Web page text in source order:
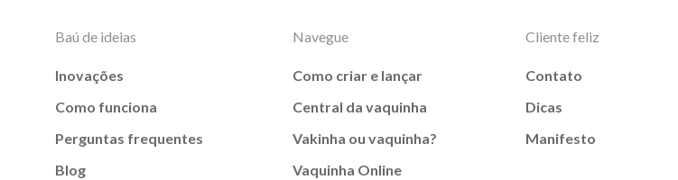
Baú de ideias
Inovações
Como funciona
Perguntas frequentes
Blog
Navegue
Como criar e lançar
Central da vaquinha
Vakinha ou vaquinha?
Vaquinha Online
Cliente feliz
Contato
Dicas
Manifesto